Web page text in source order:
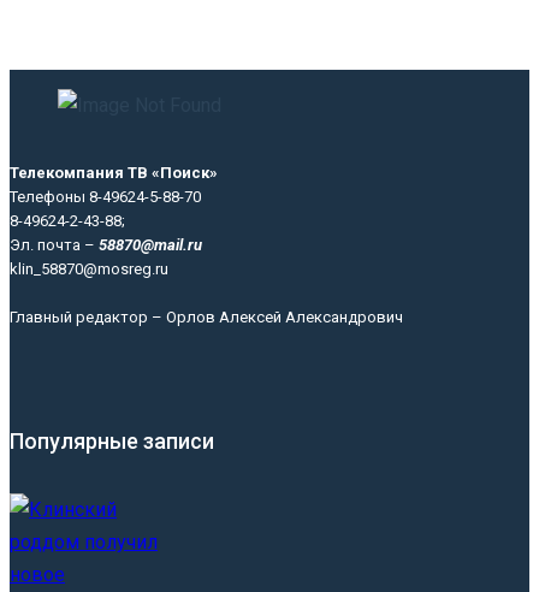
Телекомпания ТВ «Поиск»
Телефоны 8-49624-5-88-70
8-49624-2-43-88;
Эл. почта – 58870@mail.ru
klin_58870@mosreg.ru
Главный редактор – Орлов Алексей Александрович
Популярные записи